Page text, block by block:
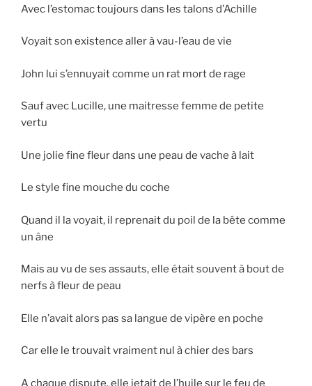
Avec l’estomac toujours dans les talons d’Achille
Voyait son existence aller à vau-l’eau de vie
John lui s’ennuyait comme un rat mort de rage
Sauf avec Lucille, une maitresse femme de petite
vertu
Une jolie fine fleur dans une peau de vache à lait
Le style fine mouche du coche
Quand il la voyait, il reprenait du poil de la bête comme
un âne
Mais au vu de ses assauts, elle était souvent à bout de
nerfs à fleur de peau
Elle n’avait alors pas sa langue de vipère en poche
Car elle le trouvait vraiment nul à chier des bars
A chaque dispute, elle jetait de l’huile sur le feu de